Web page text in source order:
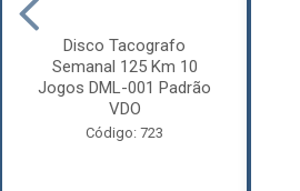
Disco Tacografo
Semanal 125 Km 10
Jogos DML-001 Padrão
VDO
Código: 723